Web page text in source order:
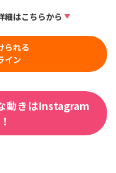
細はこちらから
られる
イン
動きはInstagram